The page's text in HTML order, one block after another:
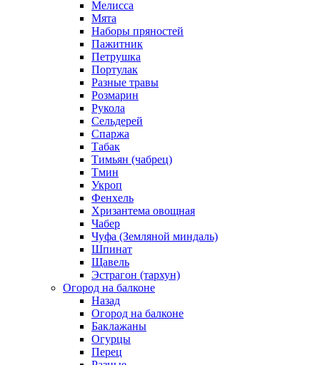
Мелисса
Мята
Наборы пряностей
Пажитник
Петрушка
Портулак
Разные травы
Розмарин
Рукола
Сельдерей
Спаржа
Табак
Тимьян (чабрец)
Тмин
Укроп
Фенхель
Хризантема овощная
Чабер
Чуфа (Земляной миндаль)
Шпинат
Щавель
Эстрагон (тархун)
Огород на балконе
Назад
Огород на балконе
Баклажаны
Огурцы
Перец